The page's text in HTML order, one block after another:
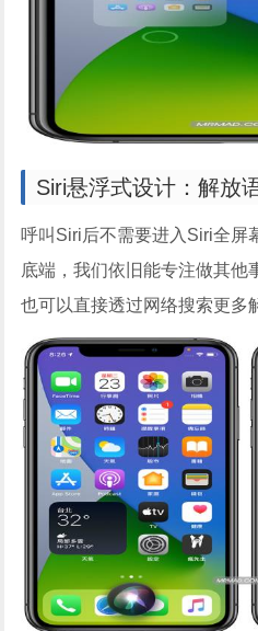
Siri悬浮式设计：解放
呼叫Siri后不需要进入Siri全屏
底端，我们依旧能专注做其他
也可以直接透过网络搜索更多